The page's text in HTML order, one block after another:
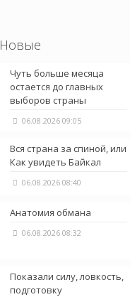
Новые
Чуть больше месяца
остается до главных
выборов страны
06.08.2026 09:05
Вся страна за спиной, или
Как увидеть Байкал
06.08.2026 08:40
Анатомия обмана
06.08.2026 08:32
Показали силу, ловкость,
подготовку